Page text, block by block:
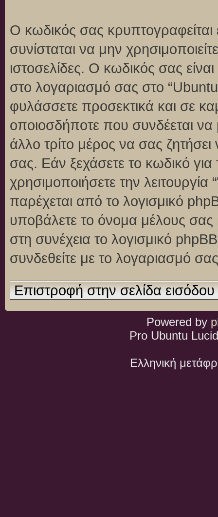
Ο κωδικός σας
συνίσταται να μην
ιστοσελίδες. Ο κωδικός σας
στο λογαριασμό σας στο
φυλάσσετε προσεκτικά και σε
οποιοσδήποτε που συνδέεται
άλλο τρίτο μέρος να σας
σας. Εάν ξεχάσετε το κωδικό
χρησιμοποιήσετε την
παρέχεται από το λογισμικό
υποβάλετε το όνομα μέλους σας
στη συνέχεια το λογισμικό
συνδεθείτε με το λογαριασμό
Επιστροφή στην σελίδα εισόδου
Powered by
Pro Ubuntu
Ελληνική